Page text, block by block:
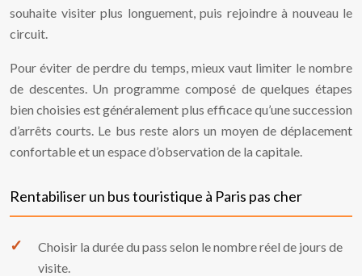
souhaite visiter plus longuement, puis rejoindre à nouveau le
circuit.
Pour éviter de perdre du temps, mieux vaut limiter le nombre
de descentes. Un programme composé de quelques étapes
bien choisies est généralement plus efficace qu’une succession
d’arrêts courts. Le bus reste alors un moyen de déplacement
confortable et un espace d’observation de la capitale.
Rentabiliser un bus touristique à Paris pas cher
Choisir la durée du pass selon le nombre réel de jours de
visite.